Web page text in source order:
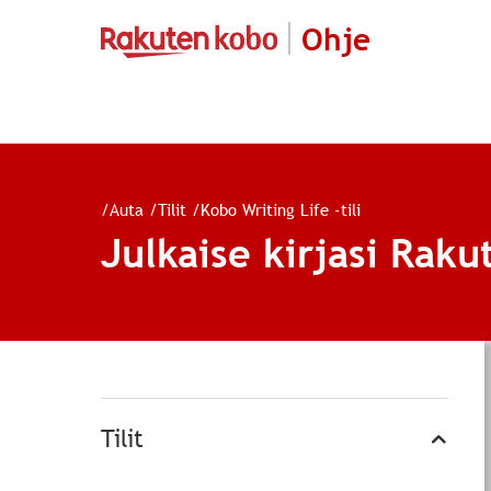
Ohje
/Auta /Tilit /Kobo Writing Life -tili
Julkaise kirjasi
Tilit